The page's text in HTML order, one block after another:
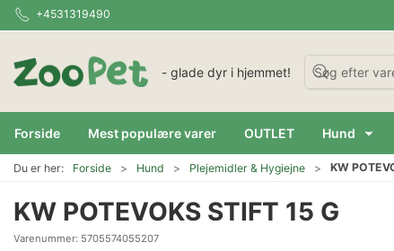
+4531319490
- glade dyr i hjemmet!
Forside Mest populære varer OUTLET Hund
Du er her: Forside Hund Plejemidler & Hygiejne KW
KW POTEVOKS STIFT 15 G
Varenummer: 5705574055207